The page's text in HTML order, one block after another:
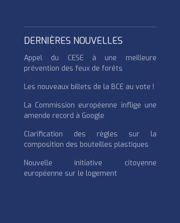
DERNIÈRES NOUVELLES
Appel du CESE à une meilleure
prévention des feux de forêts
Les nouveaux billets de la BCE au vote !
La Commission européenne inflige une
amende record à Google
Clarification des règles sur la
composition des bouteilles plastiques
Nouvelle initiative citoyenne
européenne sur le logement